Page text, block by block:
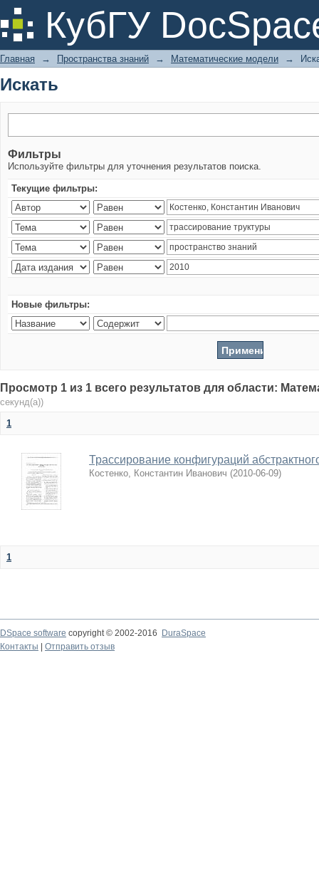
КубГУ
Искать
Главная → Пространства знаний → Математические модели →
Искать
Фильтры
Используйте фильтры для уточнения результатов поиска.
Текущие фильтры:
Новые фильтры:
Просмотр 1 из 1 всего результатов для области:
секунд(а))
1
Трассирование конфигураций
Костенко, Константин Иванович (2010-06-09)
1
DSpace software copyright © 2002-2016
DuraSpace
Контакты
Отправить отзыв